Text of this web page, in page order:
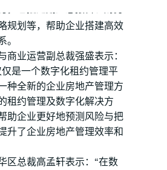
规划等，帮助企业搭建高效
商业运营副总裁强盛表示：
是一个数字化租约管理平
种全新的企业房地产管理方
租约管理及数字化解决方
助企业更好地预测风险与把
升了企业房地产管理效率和
区总裁高孟轩表示：“在数